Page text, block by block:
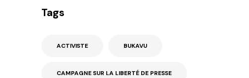
Tags
ACTIVISTE BUKAVU
CAMPAGNE SUR LA LIBERTÉ DE PRESSE